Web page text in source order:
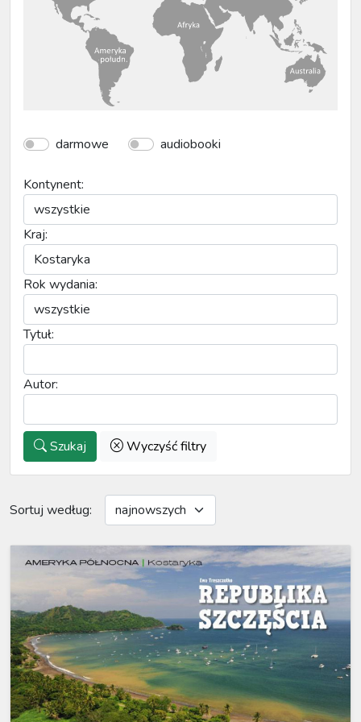
darmowe audiobooki
Kontynent:
Kraj:
Rok wydania:
Tytuł:
Autor:
Szukaj Wyczyść filtry
Sortuj według: